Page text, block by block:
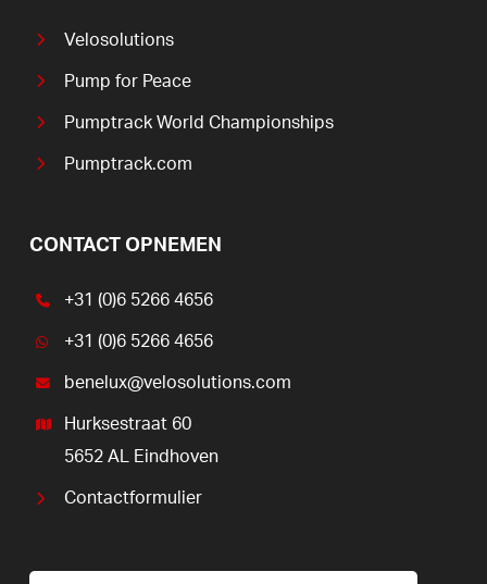
Velosolutions
Pump for Peace
Pumptrack World Championships
Pumptrack.com
CONTACT OPNEMEN
+31 (0)6 5266 4656
+31 (0)6 5266 4656
benelux@velosolutions.com
Hurksestraat 60
5652 AL Eindhoven
Contactformulier